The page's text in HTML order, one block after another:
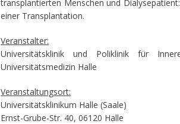
transplantierten Menschen und
einer Transplantation.
Veranstalter:
Universitätsklinik und Poliklinik für
Universitätsmedizin Halle
Veranstaltungsort:
Universitätsklinikum Halle (Saale)
Ernst-Grube-Str. 40, 06120 Halle